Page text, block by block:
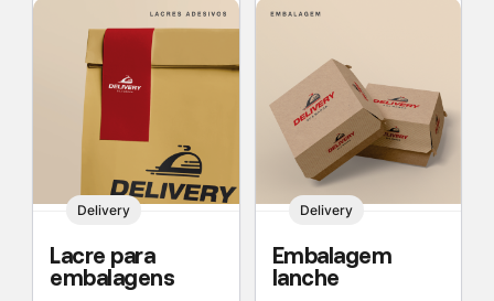
Delivery
Lacre para
embalagens
Delivery
Embalagem
lanche